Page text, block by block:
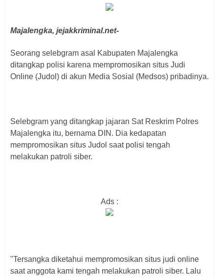
Majalengka, jejakkriminal.net-
Seorang selebgram asal Kabupaten Majalengka
ditangkap polisi karena mempromosikan situs Judi
Online (Judol) di akun Media Sosial (Medsos) pribadinya.
Selebgram yang ditangkap jajaran Sat Reskrim Polres
Majalengka itu, bernama DIN. Dia kedapatan
mempromosikan situs Judol saat polisi tengah
melakukan patroli siber.
Ads :
"Tersangka diketahui mempromosikan situs judi online
saat anggota kami tengah melakukan patroli siber. Lalu